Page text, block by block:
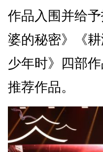
作品入围并给
婆的秘密》《
少年时》四部
推荐作品。